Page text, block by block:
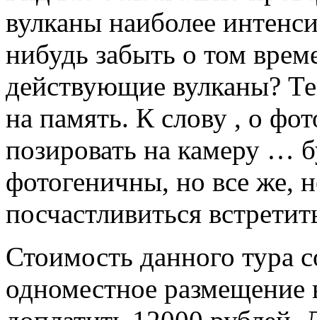
вулканы наиболее
нибудь забыть о том
действующие вулканы?
на память. К слову , о
позировать на камеру …
фотогеничны, но все же,
посчастливиться
Стоимость данного тура
одноместное